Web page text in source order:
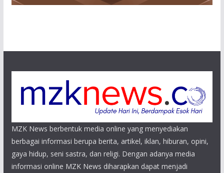
MZK News berbentuk media online yang menyediakan
berbagai informasi berupa berita, artikel, iklan, hiburan, opini,
gaya hidup, seni sastra, dan religi. Dengan adanya media
informasi online MZK News diharapkan dapat menjadi